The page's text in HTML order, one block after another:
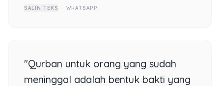
SALIN TEKS WHATSAPP
"Qurban untuk orang yang sudah
meninggal adalah bentuk bakti yang